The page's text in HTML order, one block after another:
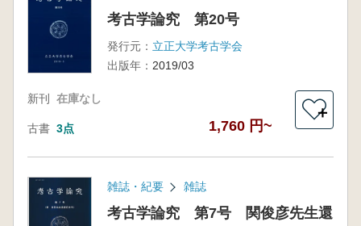
考古学論究 第20号
発行元： 立正大学考古学会
出版年： 2019/03
新刊 在庫なし
古書 3点 1,760 円~
＋
雑誌・紀要 雑誌
考古学論究 第7号 関俊彦先生還